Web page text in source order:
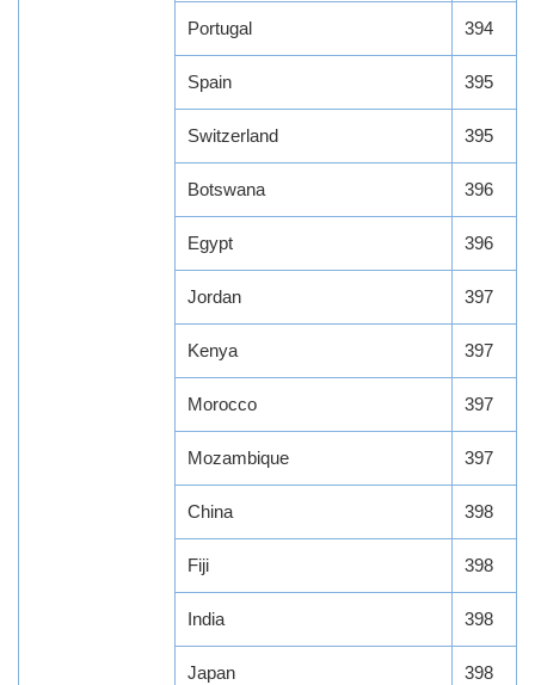
Portugal 394
Spain 395
Switzerland 395
Botswana 396
Egypt 396
Jordan 397
Kenya 397
Morocco 397
Mozambique 397
China 398
Fiji 398
India 398
Japan 398